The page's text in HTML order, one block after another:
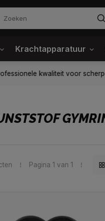
Krachtapparatuur
kwaliteit voor
Pagina 1 van 1